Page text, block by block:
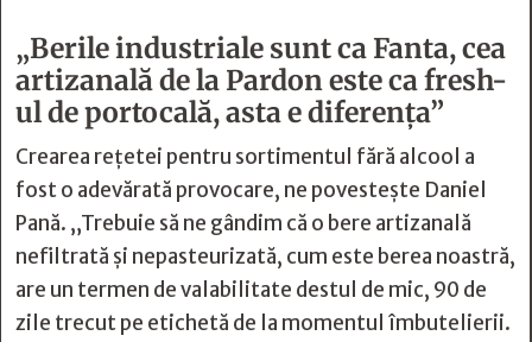
„Berile industriale sunt ca Fanta, cea
artizanală de la Pardon este ca fresh-
ul de portocală, asta e diferența”
Crearea rețetei pentru sortimentul fără alcool a
fost o adevărată provocare, ne povestește Daniel
Pană. „Trebuie să ne gândim că o bere artizanală
nefiltrată și nepasteurizată, cum este berea noastră,
are un termen de valabilitate destul de mic, 90 de
zile trecut pe etichetă de la momentul îmbutelierii.